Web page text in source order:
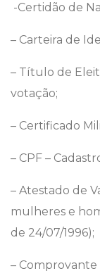
-Certidão de
– Carteira de
– Título de
votação;
– Certificado
– CPF –
– Atestado de
mulheres e
de 24/07/1996);
– Comprovante